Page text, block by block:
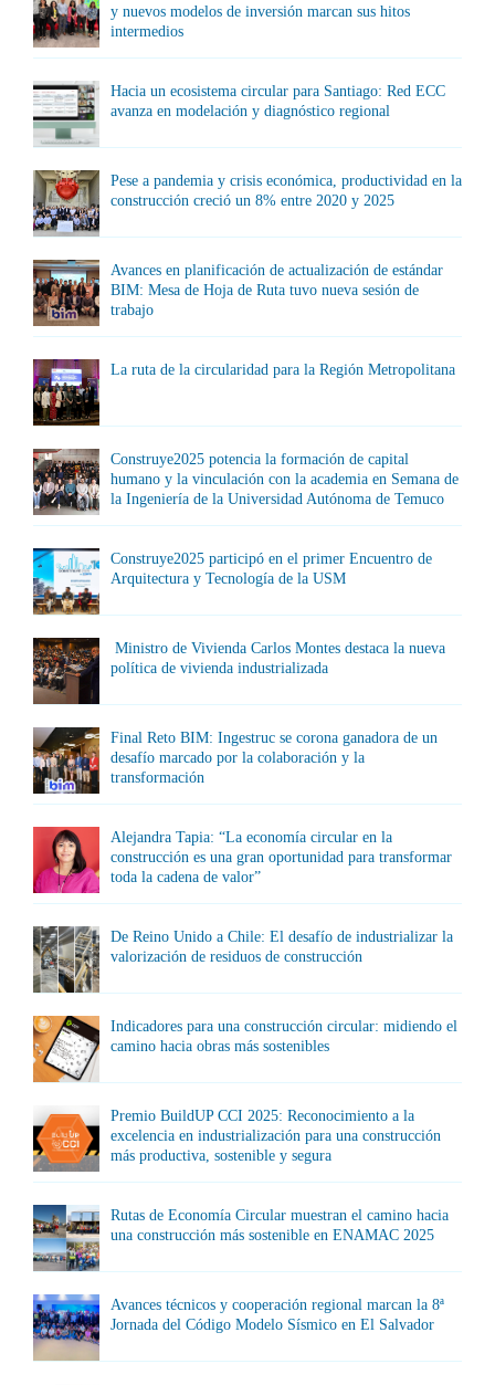
y nuevos modelos de inversión marcan sus hitos
intermedios
Hacia un ecosistema circular para Santiago: Red ECC
avanza en modelación y diagnóstico regional
Pese a pandemia y crisis económica, productividad en la
construcción creció un 8% entre 2020 y 2025
Avances en planificación de actualización de estándar
BIM: Mesa de Hoja de Ruta tuvo nueva sesión de
trabajo
La ruta de la circularidad para la Región Metropolitana
Construye2025 potencia la formación de capital
humano y la vinculación con la academia en Semana de
la Ingeniería de la Universidad Autónoma de Temuco
Construye2025 participó en el primer Encuentro de
Arquitectura y Tecnología de la USM
Ministro de Vivienda Carlos Montes destaca la nueva
política de vivienda industrializada
Final Reto BIM: Ingestruc se corona ganadora de un
desafío marcado por la colaboración y la
transformación
Alejandra Tapia: “La economía circular en la
construcción es una gran oportunidad para transformar
toda la cadena de valor”
De Reino Unido a Chile: El desafío de industrializar la
valorización de residuos de construcción
Indicadores para una construcción circular: midiendo el
camino hacia obras más sostenibles
Premio BuildUP CCI 2025: Reconocimiento a la
excelencia en industrialización para una construcción
más productiva, sostenible y segura
Rutas de Economía Circular muestran el camino hacia
una construcción más sostenible en ENAMAC 2025
Avances técnicos y cooperación regional marcan la 8ª
Jornada del Código Modelo Sísmico en El Salvador